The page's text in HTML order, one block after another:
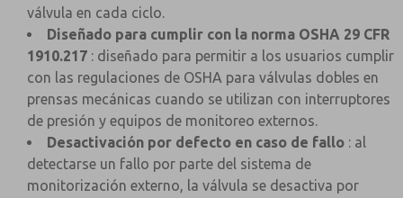
válvula en cada ciclo.
Diseñado para cumplir con la norma OSHA 29 CFR
1910.217 : diseñado para permitir a los usuarios cumplir
con las regulaciones de OSHA para válvulas dobles en
prensas mecánicas cuando se utilizan con interruptores
de presión y equipos de monitoreo externos.
Desactivación por defecto en caso de fallo : al
detectarse un fallo por parte del sistema de
monitorización externo, la válvula se desactiva por